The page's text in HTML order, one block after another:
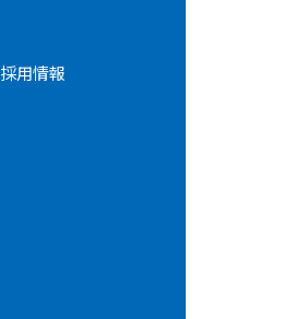
採用情報